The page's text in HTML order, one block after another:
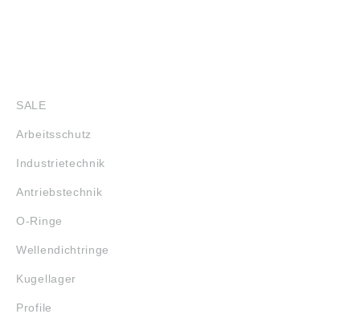
SALE
Arbeitsschutz
Industrietechnik
Antriebstechnik
O-Ringe
Wellendichtringe
Kugellager
Profile